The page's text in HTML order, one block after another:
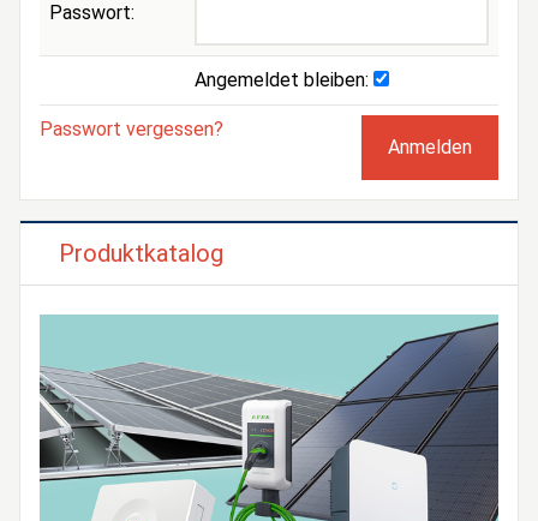
Passwort:
Angemeldet bleiben:
Passwort vergessen?
Produktkatalog